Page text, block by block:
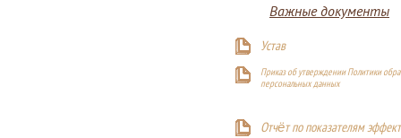
Важные документы
Устав
Приказ об утверждении Политики
персональных данных
Отчёт по показателям